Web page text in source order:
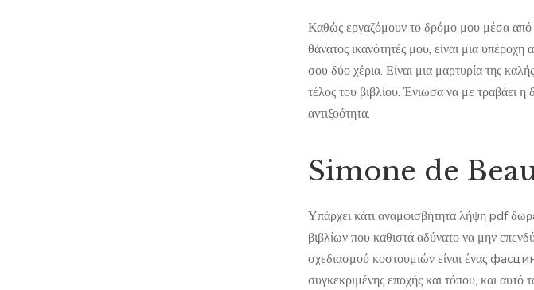
Καθώς εργαζόμουν το δρόμο μου μέσα από
θάνατος ικανότητές μου, είναι μια
σου δύο χέρια. Είναι μια μαρτυρία της
τέλος του βιβλίου. Ένιωσα να με τραβάει
αντιξοότητα.
Simone de
Υπάρχει κάτι αναμφισβήτητα λήψη pdf
βιβλίων που καθιστά αδύνατο να μην
σχεδιασμού κοστουμιών είναι ένας
συγκεκριμένης εποχής και τόπου, και αυτό